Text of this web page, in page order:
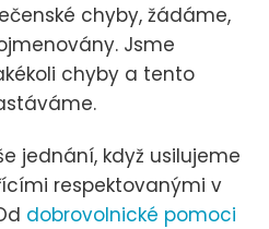
chyby, žádáme,
Jsme
chyby a tento
jednání, když usilujeme
respektovanými v
dobrovolnické pomoci